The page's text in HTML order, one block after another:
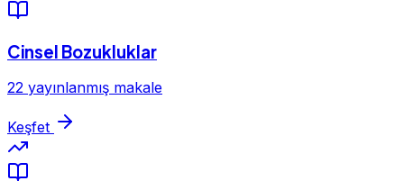
Cinsel Bozukluklar
22 yayınlanmış makale
Keşfet